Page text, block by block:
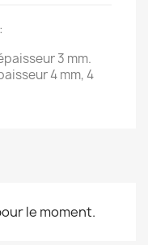
3 mm.
4 mm, 4
le moment.